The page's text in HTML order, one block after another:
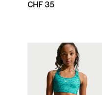
CHF 35